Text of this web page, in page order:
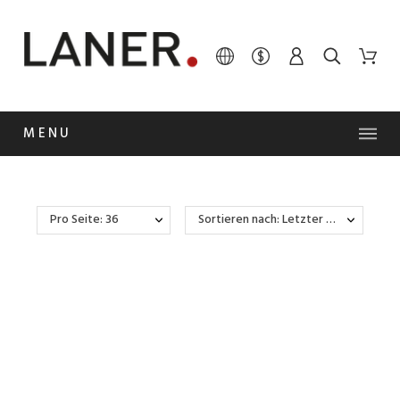
MENU
Pro Seite: 36 Sortieren nach: Letzter Wareneingang